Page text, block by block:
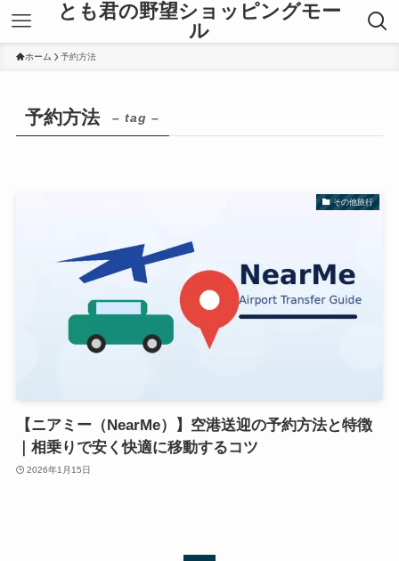
とも君の野望ショッピングモー
ル
ホーム 予約方法
予約方法 – tag –
その他旅行
【ニアミー（NearMe）】空港送迎の予約方法と特徴
｜相乗りで安く快適に移動するコツ
2026年1月15日